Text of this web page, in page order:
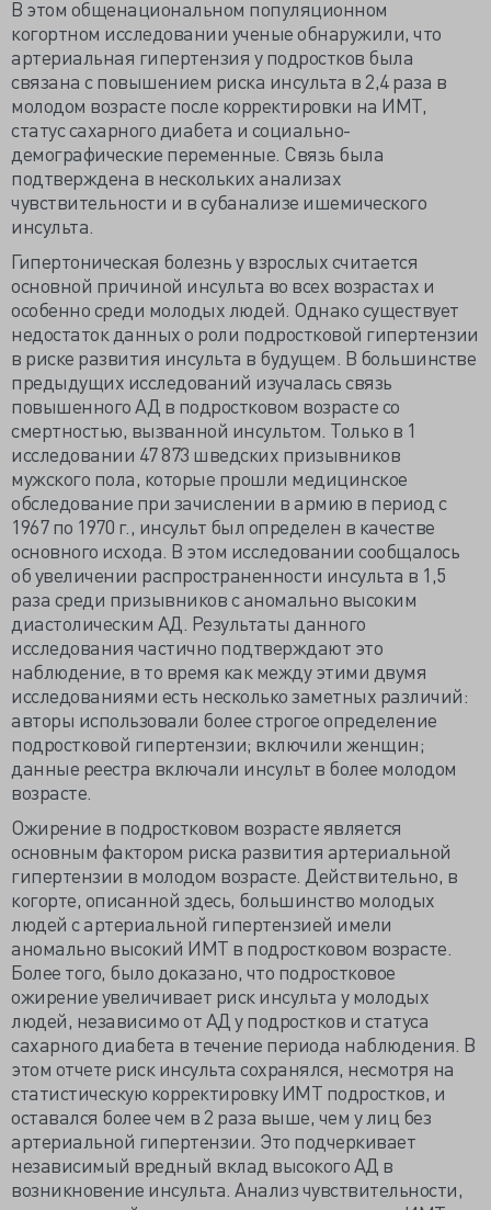
В этом общенациональном популяционном
когортном исследовании ученые обнаружили, что
артериальная гипертензия у подростков была
связана с повышением риска инсульта в 2,4 раза в
молодом возрасте после корректировки на ИМТ,
статус сахарного диабета и социально-
демографические переменные. Связь была
подтверждена в нескольких анализах
чувствительности и в субанализе ишемического
инсульта.
Гипертоническая болезнь у взрослых считается
основной причиной инсульта во всех возрастах и
особенно среди молодых людей. Однако существует
недостаток данных о роли подростковой гипертензии
в риске развития инсульта в будущем. В большинстве
предыдущих исследований изучалась связь
повышенного АД в подростковом возрасте со
смертностью, вызванной инсультом. Только в 1
исследовании 47 873 шведских призывников
мужского пола, которые прошли медицинское
обследование при зачислении в армию в период с
1967 по 1970 г., инсульт был определен в качестве
основного исхода. В этом исследовании сообщалось
об увеличении распространенности инсульта в 1,5
раза среди призывников с аномально высоким
диастолическим АД. Результаты данного
исследования частично подтверждают это
наблюдение, в то время как между этими двумя
исследованиями есть несколько заметных различий:
авторы использовали более строгое определение
подростковой гипертензии; включили женщин;
данные реестра включали инсульт в более молодом
возрасте.
Ожирение в подростковом возрасте является
основным фактором риска развития артериальной
гипертензии в молодом возрасте. Действительно, в
когорте, описанной здесь, большинство молодых
людей с артериальной гипертензией имели
аномально высокий ИМТ в подростковом возрасте.
Более того, было доказано, что подростковое
ожирение увеличивает риск инсульта у молодых
людей, независимо от АД у подростков и статуса
сахарного диабета в течение периода наблюдения. В
этом отчете риск инсульта сохранялся, несмотря на
статистическую корректировку ИМТ подростков, и
оставался более чем в 2 раза выше, чем у лиц без
артериальной гипертензии. Это подчеркивает
независимый вредный вклад высокого АД в
возникновение инсульта. Анализ чувствительности,